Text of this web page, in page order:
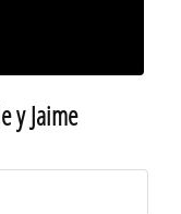
y Jaime